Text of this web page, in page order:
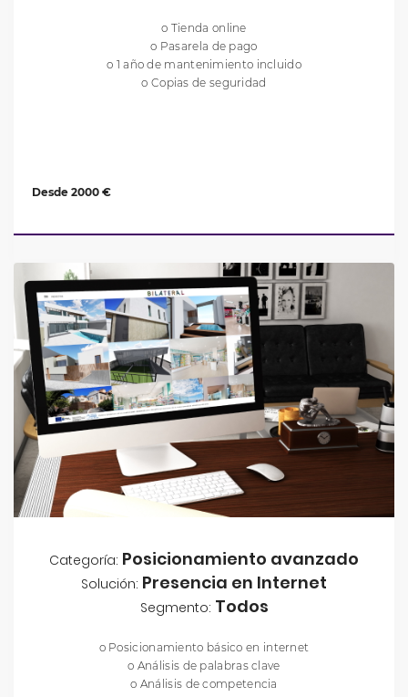
o Tienda online
o Pasarela de pago
o 1 año de mantenimiento incluido
o Copias de seguridad
Desde 2000 €
Categoría: Posicionamiento avanzado
Solución: Presencia en Internet
Segmento: Todos
o Posicionamiento básico en internet
o Análisis de palabras clave
o Análisis de competencia